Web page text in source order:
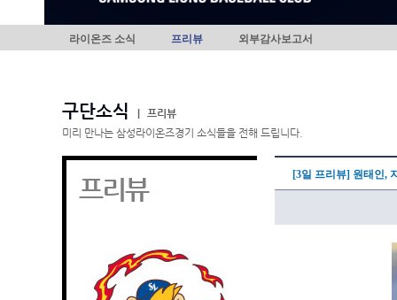
라이온즈 소식 프리뷰 외부감사보고서
구단소식
프리뷰
미리 만나는 삼성라이온즈경기 소식들을 전해 드립니다.
프리뷰 [3일 프리뷰] 원태인,